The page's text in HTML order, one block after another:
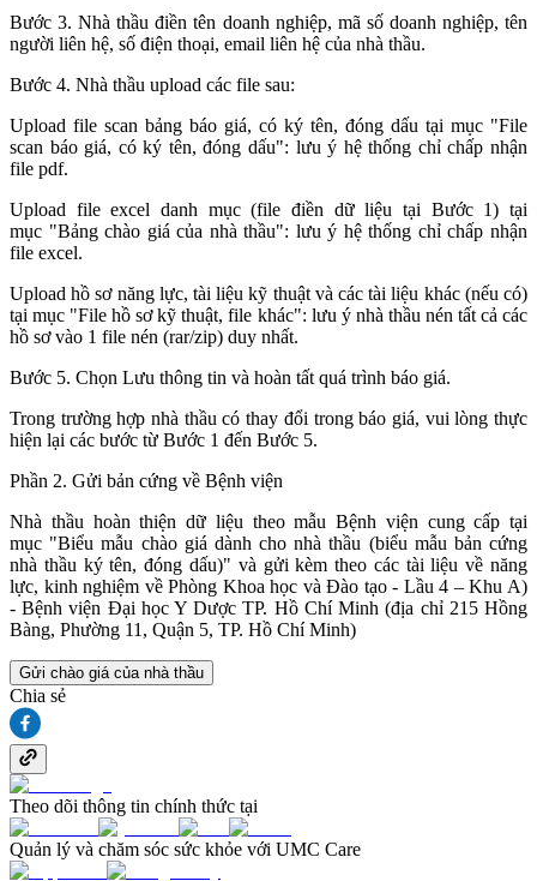
Bước 3. Nhà thầu điền tên doanh nghiệp, mã số doanh nghiệp, tên
người liên hệ, số điện thoại, email liên hệ của nhà thầu.
Bước 4. Nhà thầu upload các file sau:
Upload file scan bảng báo giá, có ký tên, đóng dấu tại mục "File
scan báo giá, có ký tên, đóng dấu": lưu ý hệ thống chỉ chấp nhận
file pdf.
Upload file excel danh mục (file điền dữ liệu tại Bước 1) tại
mục "Bảng chào giá của nhà thầu": lưu ý hệ thống chỉ chấp nhận
file excel.
Upload hồ sơ năng lực, tài liệu kỹ thuật và các tài liệu khác (nếu có)
tại mục "File hồ sơ kỹ thuật, file khác": lưu ý nhà thầu nén tất cả các
hồ sơ vào 1 file nén (rar/zip) duy nhất.
Bước 5. Chọn Lưu thông tin và hoàn tất quá trình báo giá.
Trong trường hợp nhà thầu có thay đổi trong báo giá, vui lòng thực
hiện lại các bước từ Bước 1 đến Bước 5.
Phần 2. Gửi bản cứng về Bệnh viện
Nhà thầu hoàn thiện dữ liệu theo mẫu Bệnh viện cung cấp tại
mục "Biểu mẫu chào giá dành cho nhà thầu (biểu mẫu bản cứng
nhà thầu ký tên, đóng dấu)" và gửi kèm theo các tài liệu về năng
lực, kinh nghiệm về Phòng Khoa học và Đào tạo - Lầu 4 – Khu A)
- Bệnh viện Đại học Y Dược TP. Hồ Chí Minh (địa chỉ 215 Hồng
Bàng, Phường 11, Quận 5, TP. Hồ Chí Minh)
Gửi chào giá của nhà thầu
Chia sẻ
Theo dõi thông tin chính thức tại
Quản lý và chăm sóc sức khỏe với UMC Care